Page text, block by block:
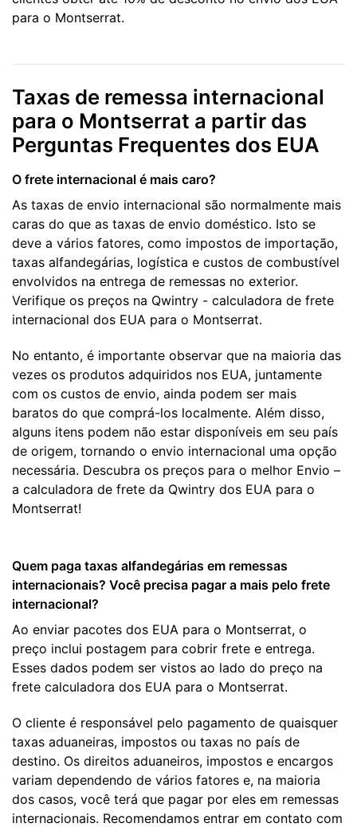
para o Montserrat.
Taxas de remessa internacional
para o Montserrat a partir das
Perguntas Frequentes dos EUA
O frete internacional é mais caro?
As taxas de envio internacional são normalmente mais
caras do que as taxas de envio doméstico. Isto se
deve a vários fatores, como impostos de importação,
taxas alfandegárias, logística e custos de combustível
envolvidos na entrega de remessas no exterior.
Verifique os preços na Qwintry - calculadora de frete
internacional dos EUA para o Montserrat.
No entanto, é importante observar que na maioria das
vezes os produtos adquiridos nos EUA, juntamente
com os custos de envio, ainda podem ser mais
baratos do que comprá-los localmente. Além disso,
alguns itens podem não estar disponíveis em seu país
de origem, tornando o envio internacional uma opção
necessária. Descubra os preços para o melhor Envio –
a calculadora de frete da Qwintry dos EUA para o
Montserrat!
Quem paga taxas alfandegárias em remessas
internacionais? Você precisa pagar a mais pelo frete
internacional?
Ao enviar pacotes dos EUA para o Montserrat, o
preço inclui postagem para cobrir frete e entrega.
Esses dados podem ser vistos ao lado do preço na
frete calculadora dos EUA para o Montserrat.
O cliente é responsável pelo pagamento de quaisquer
taxas aduaneiras, impostos ou taxas no país de
destino. Os direitos aduaneiros, impostos e encargos
variam dependendo de vários fatores e, na maioria
dos casos, você terá que pagar por eles em remessas
internacionais. Recomendamos entrar em contato com